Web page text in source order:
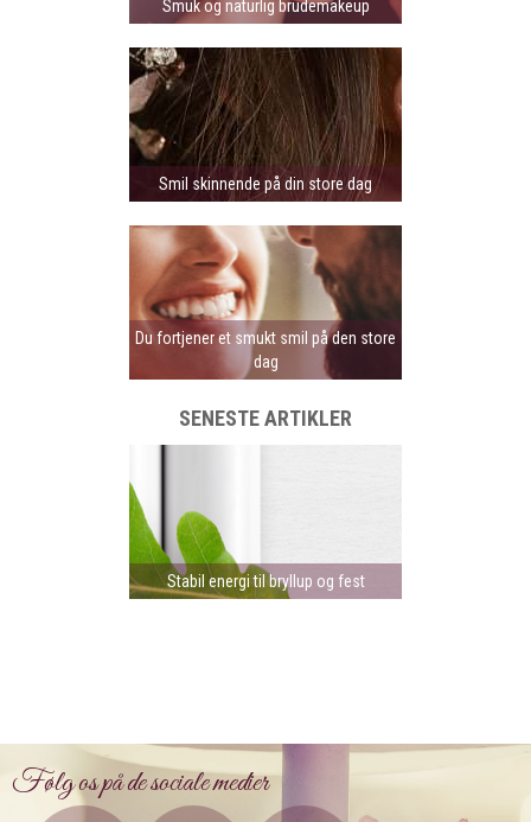
Smuk og naturlig brudemakeup
Smil skinnende på din store dag
Du fortjener et smukt smil på den store
dag
SENESTE ARTIKLER
Stabil energi til bryllup og fest
Følg os på de sociale medier